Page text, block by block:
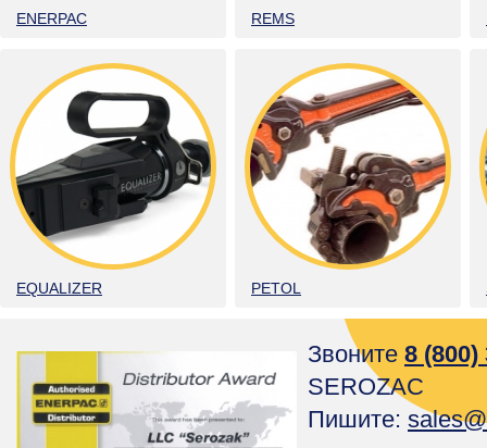
ENERPAC REMS
EQUALIZER PETOL
Звоните 8 (800)
SEROZAC
Пишите: